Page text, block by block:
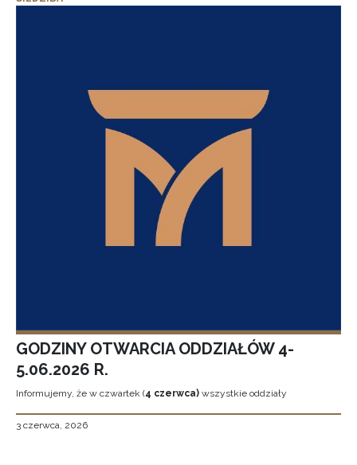
GODZINY OTWARCIA ODDZIAŁÓW 4-
5.06.2026 R.
Informujemy, że w czwartek (4 czerwca) wszystkie oddziały
3 czerwca, 2026